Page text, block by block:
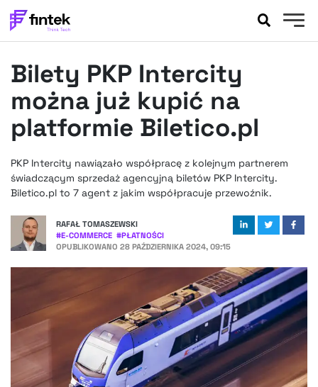
BANKOWOŚĆ
EVENTY
FELIETONY
WYWIADY
PODCASTY
FINTEKEXTRA
OKIEM EKSPERTA
Bilety PKP Intercity
można już kupić na
platformie Biletico.pl
PKP Intercity nawiązało współpracę z kolejnym partnerem
świadczącym sprzedaż agencyjną biletów PKP Intercity.
Biletico.pl to 7 agent z jakim współpracuje przewoźnik.
RAFAŁ TOMASZEWSKI
#E-COMMERCE #PŁATNOŚCI
OPUBLIKOWANO 28 PAŹDZIERNIKA 2024, 09:15